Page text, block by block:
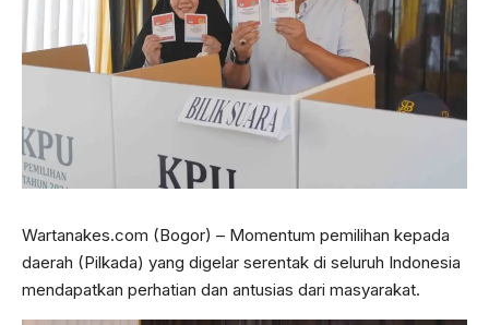
Wartanakes.com (Bogor) – Momentum pemilihan kepada
daerah (Pilkada) yang digelar serentak di seluruh Indonesia
mendapatkan perhatian dan antusias dari masyarakat.